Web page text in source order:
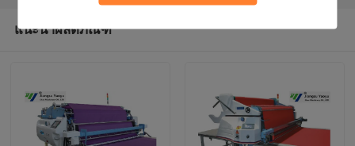
แนะนำผลิตภัณฑ์